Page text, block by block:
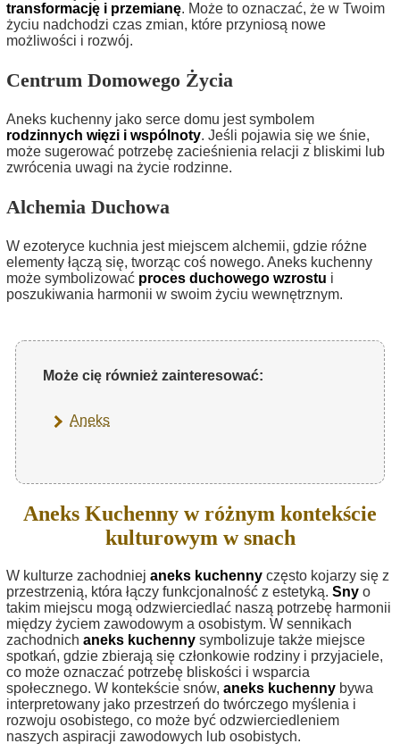
transformację i przemianę. Może to oznaczać, że w Twoim
życiu nadchodzi czas zmian, które przyniosą nowe
możliwości i rozwój.
Centrum Domowego Życia
Aneks kuchenny jako serce domu jest symbolem
rodzinnych więzi i wspólnoty. Jeśli pojawia się we śnie,
może sugerować potrzebę zacieśnienia relacji z bliskimi lub
zwrócenia uwagi na życie rodzinne.
Alchemia Duchowa
W ezoteryce kuchnia jest miejscem alchemii, gdzie różne
elementy łączą się, tworząc coś nowego. Aneks kuchenny
może symbolizować proces duchowego wzrostu i
poszukiwania harmonii w swoim życiu wewnętrznym.
Może cię również zainteresować:
Aneks
Aneks Kuchenny w różnym kontekście
kulturowym w snach
W kulturze zachodniej aneks kuchenny często kojarzy się z
przestrzenią, która łączy funkcjonalność z estetyką. Sny o
takim miejscu mogą odzwierciedlać naszą potrzebę harmonii
między życiem zawodowym a osobistym. W sennikach
zachodnich aneks kuchenny symbolizuje także miejsce
spotkań, gdzie zbierają się członkowie rodziny i przyjaciele,
co może oznaczać potrzebę bliskości i wsparcia
społecznego. W kontekście snów, aneks kuchenny bywa
interpretowany jako przestrzeń do twórczego myślenia i
rozwoju osobistego, co może być odzwierciedleniem
naszych aspiracji zawodowych lub osobistych.